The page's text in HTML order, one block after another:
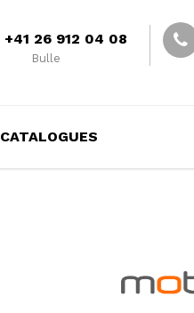
+41 26 912 04 08
Bulle
CATALOGUES